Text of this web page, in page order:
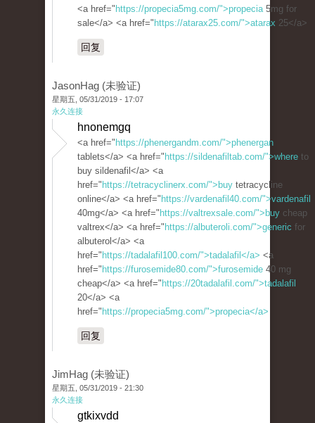
<a href=" https://propecia5mg.com/">propecia5mg for
sale</a> <a href=" https://atarax25.com/">atarax 25</a>
回复
JasonHag (未验证)
星期五, 05/31/2019 - 17:07
永久连接
hnonemgq
<a href=" https://phenergandm.com/">phenergan
tablets</a> <a href=" https://sildenafiltab.com/">where to
buy sildenafil</a> <a
href=" https://tetracyclinerx.com/">buy tetracycline
online</a> <a href=" https://vardenafil40.com/">vardenafil
40mg</a> <a href=" https://valtrexsale.com/">buy cheap
valtrex</a> <a href=" https://albuteroli.com/">generic for
albuterol</a> <a
href=" https://tadalafil100.com/">tadalafil</a> <a
href=" https://furosemide80.com/">furosemide 40 mg
cheap</a> <a href=" https://20tadalafil.com/">tadalafil
20</a> <a
href=" https://propecia5mg.com/">propecia</a>
回复
JimHag (未验证)
星期五, 05/31/2019 - 21:30
永久连接
gtkixvdd